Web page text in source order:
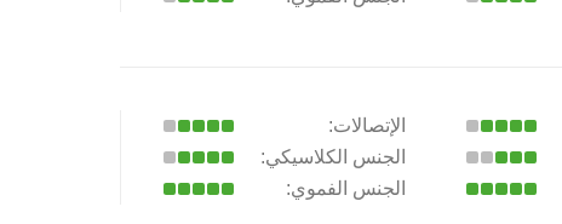
الإتصالات:
الجنس الكلاسيكي:
الجنس الفموي: